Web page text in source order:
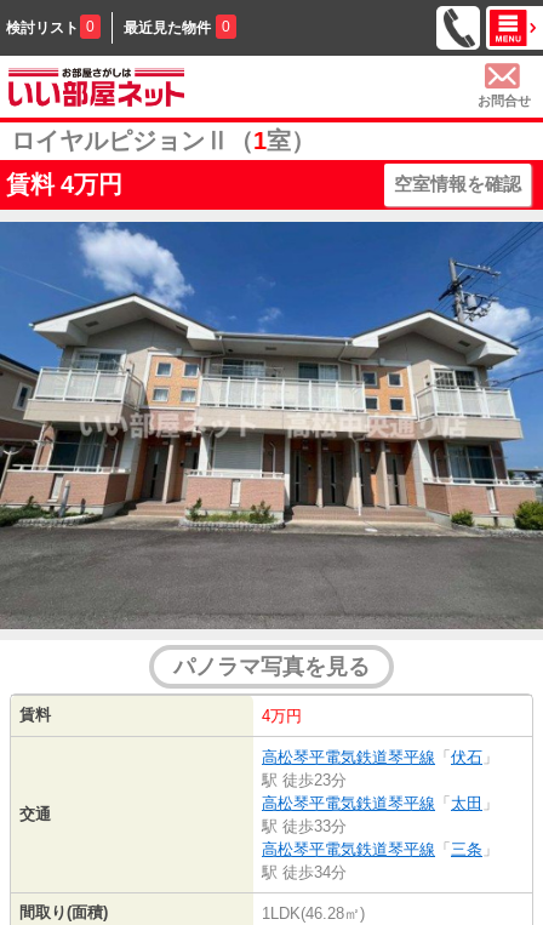
検討リスト 0 最近見た物件 0
お問合せ
ロイヤルピジョンⅡ（1室）
賃料 4万円 空室情報を確認
パノラマ写真を見る
賃料 4万円
交通
高松琴平電気鉄道琴平線 「 伏石 」
駅 徒歩23分
高松琴平電気鉄道琴平線 「 太田 」
駅 徒歩33分
高松琴平電気鉄道琴平線 「 三条 」
駅 徒歩34分
間取り(面積) 1LDK(46.28㎡)